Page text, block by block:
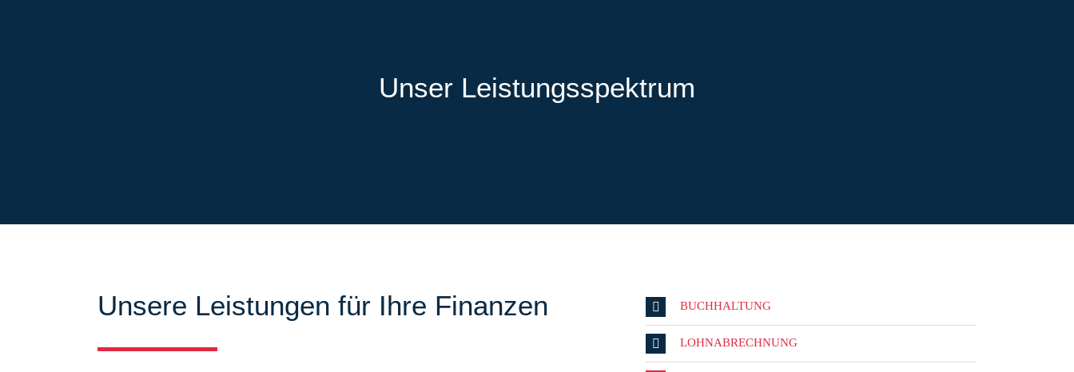
Unser Leistungsspektrum
Unsere Leistungen für Ihre Finanzen BUCHHALTUNG
LOHNABRECHNUNG